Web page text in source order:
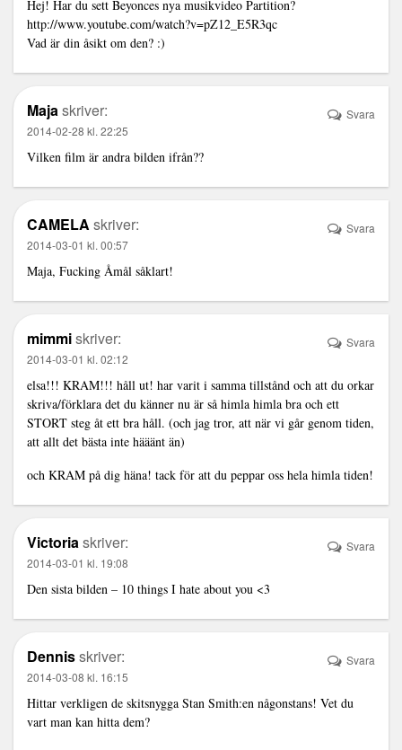
Hej! Har du sett Beyonces nya musikvideo Partition?
http://www.youtube.com/watch?v=pZ12_E5R3qc
Vad är din åsikt om den? :)
Majaskriver:
2014-02-28 kl. 22:25
Vilken film är andra bilden ifrån??
Svara
CAMELA skriver:
2014-03-01 kl. 00:57
Maja, Fucking Åmål såklart!
Svara
mimmiskriver:
2014-03-01 kl. 02:12
elsa!!! KRAM!!! håll ut! har varit i samma tillstånd och att du orkar
skriva/förklara det du känner nu är så himla himla bra och ett
STORT steg åt ett bra håll. (och jag tror, att när vi går genom tiden,
att allt det bästa inte hääänt än)
och KRAM på dig häna! tack för att du peppar oss hela himla tiden!
Svara
Victoriaskriver:
2014-03-01 kl. 19:08
Den sista bilden – 10 things I hate about you <3
Svara
Dennisskriver:
2014-03-08 kl. 16:15
Hittar verkligen de skitsnygga Stan Smith:en någonstans! Vet du
vart man kan hitta dem?
Svara